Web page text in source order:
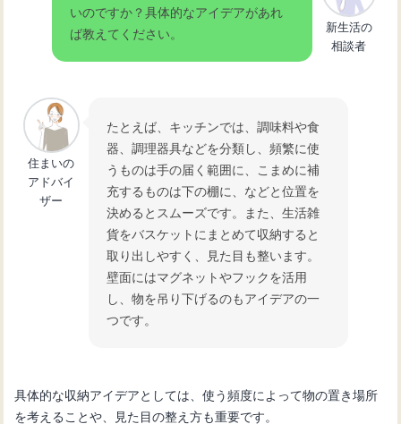
いのですか？具体的なアイデアがあれ
ば教えてください。
新生活の
相談者
住まいの
アドバイ
ザー
たとえば、キッチンでは、調味料や食
器、調理器具などを分類し、頻繁に使
うものは手の届く範囲に、こまめに補
充するものは下の棚に、などと位置を
決めるとスムーズです。また、生活雑
貨をバスケットにまとめて収納すると
取り出しやすく、見た目も整います。
壁面にはマグネットやフックを活用
し、物を吊り下げるのもアイデアの一
つです。
具体的な収納アイデアとしては、使う頻度によって物の置き場所
を考えることや、見た目の整え方も重要です。